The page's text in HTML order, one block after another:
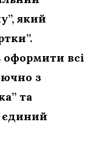
який
всі
з
та
єдиний